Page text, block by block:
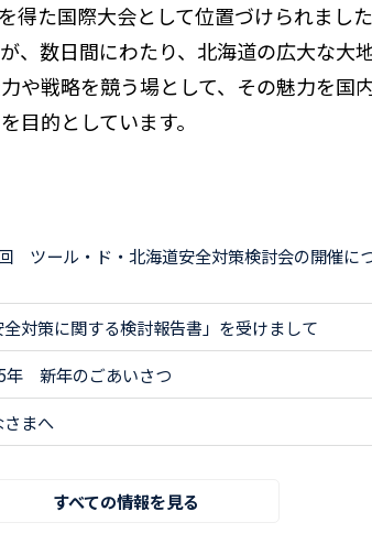
得た国際大会として位置づけられまし
、数日間にわたり、北海道の広大な大
や戦略を競う場として、その魅力を国
目的としています。
ツール・ド・北海道安全対策検討会の開催に
全対策に関する検討報告書」を受けまして
年 新年のごあいさつ
さまへ
すべての情報を見る